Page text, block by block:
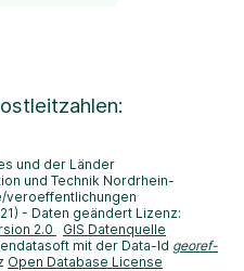
und der Länder
und Technik Nordrhein-
veroeffentlichungen
- Daten geändert Lizenz:
2.0
GIS Datenquelle
mit der Data-Id georef-
Open Database License